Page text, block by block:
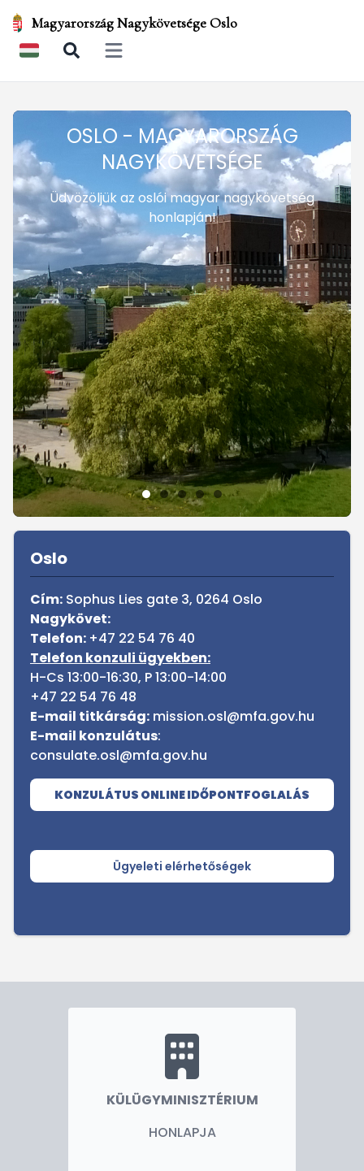
Magyarország Nagykövetsége Oslo
Open main menu
OSLO - MAGYARORSZÁG
NAGYKÖVETSÉGE
Üdvözöljük az oslói magyar nagykövetség
honlapján!
Sidebar
Oslo
Cím: Sophus Lies gate 3, 0264 Oslo
Nagykövet:
Telefon: +47 22 54 76 40
Telefon konzuli ügyekben:
H-Cs 13:00-16:30, P 13:00-14:00
+47 22 54 76 48
E-mail titkárság: mission.osl@mfa.gov.hu
E-mail konzulátus:
consulate.osl@mfa.gov.hu
KONZULÁTUS ONLINE IDŐPONTFOGLALÁS
Ügyeleti elérhetőségek
KÜLÜGYMINISZTÉRIUM
HONLAPJA